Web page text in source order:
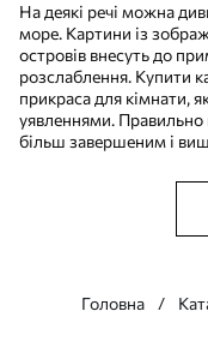
На деякі речі можна
море. Картини із
островів внесуть до
розслаблення. Купити
прикраса для кімнати,
уявленнями. Правильно
більш завершеним і
Головна